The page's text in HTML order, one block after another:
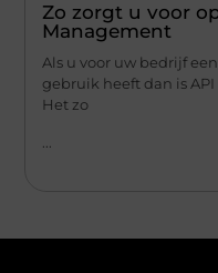
Zo zorgt u voor
Management
Als u voor uw bedrijf
gebruik heeft dan is
Het zo